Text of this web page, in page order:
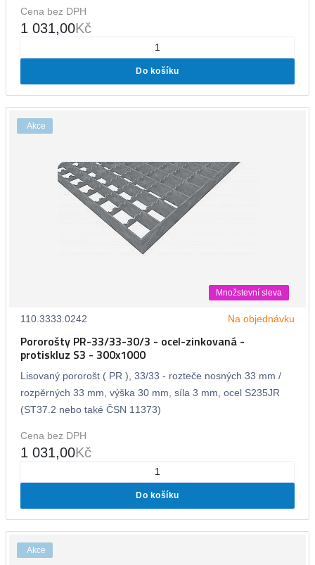
Cena bez DPH
1 031,00Kč
Do košíku
Akce
Množstevní sleva
110.3333.0242 Na objednávku
Pororošty PR-33/33-30/3 - ocel-zinkovaná -
protiskluz S3 - 300x1000
Lisovaný pororošt ( PR ), 33/33 - rozteče nosných 33 mm /
rozpěrných 33 mm, výška 30 mm, síla 3 mm, ocel S235JR
(ST37.2 nebo také ČSN 11373)
Cena bez DPH
1 031,00Kč
Do košíku
Akce